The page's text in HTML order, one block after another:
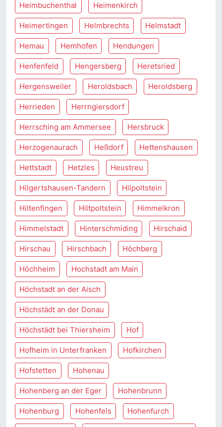
Heimbuchenthal Heimenkirch
Heimertingen Helmbrechts Helmstadt
Hemau Hemhofen Hendungen
Henfenfeld Hengersberg Heretsried
Hergensweiler Heroldsbach Heroldsberg
Herrieden Herrngiersdorf
Herrsching am Ammersee Hersbruck
Herzogenaurach Heßdorf Hettenshausen
Hettstadt Hetzles Heustreu
Hilgertshausen-Tandern Hilpoltstein
Hiltenfingen Hiltpoltstein Himmelkron
Himmelstadt Hinterschmiding Hirschaid
Hirschau Hirschbach Höchberg
Höchheim Hochstadt am Main
Höchstadt an der Aisch
Höchstädt an der Donau
Höchstädt bei Thiersheim Hof
Hofheim in Unterfranken Hofkirchen
Hofstetten Hohenau
Hohenberg an der Eger Hohenbrunn
Hohenburg Hohenfels Hohenfurch